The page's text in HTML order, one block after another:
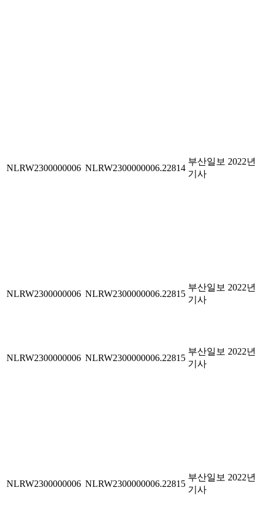
NLRW2300000006 NLRW2300000006.22814
부산일보 2022년
기사
NLRW2300000006 NLRW2300000006.22815
부산일보 2022년
기사
NLRW2300000006 NLRW2300000006.22815
부산일보 2022년
기사
NLRW2300000006 NLRW2300000006.22815
부산일보 2022년
기사